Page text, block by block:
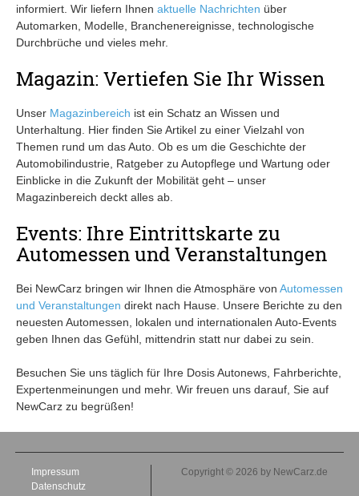
informiert. Wir liefern Ihnen aktuelle Nachrichten über
Automarken, Modelle, Branchenereignisse, technologische
Durchbrüche und vieles mehr.
Magazin: Vertiefen Sie Ihr Wissen
Unser Magazinbereich ist ein Schatz an Wissen und
Unterhaltung. Hier finden Sie Artikel zu einer Vielzahl von
Themen rund um das Auto. Ob es um die Geschichte der
Automobilindustrie, Ratgeber zu Autopflege und Wartung oder
Einblicke in die Zukunft der Mobilität geht – unser
Magazinbereich deckt alles ab.
Events: Ihre Eintrittskarte zu
Automessen und Veranstaltungen
Bei NewCarz bringen wir Ihnen die Atmosphäre von Automessen
und Veranstaltungen direkt nach Hause. Unsere Berichte zu den
neuesten Automessen, lokalen und internationalen Auto-Events
geben Ihnen das Gefühl, mittendrin statt nur dabei zu sein.
Besuchen Sie uns täglich für Ihre Dosis Autonews, Fahrberichte,
Expertenmeinungen und mehr. Wir freuen uns darauf, Sie auf
NewCarz zu begrüßen!
Impressum
Datenschutz
Copyright © 2026 by NewCarz.de